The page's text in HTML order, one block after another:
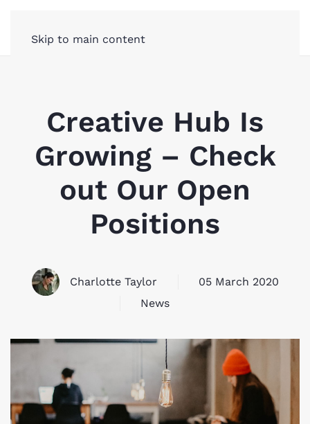
Skip to main content
Creative Hub Is
Growing – Check
out Our Open
Positions
Charlotte Taylor
05 March 2020
News